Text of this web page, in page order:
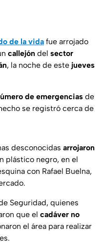
de la vida fue arrojado
callejón del sector
, la noche de este jueves
de emergencias de
se registró cerca de
desconocidas arrojaron
plástico negro, en el
con Rafael Buelna,
Seguridad, quienes
que el cadáver no
el área para realizar